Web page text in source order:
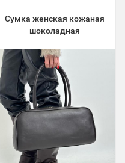
Сумка женская кожаная
шоколадная